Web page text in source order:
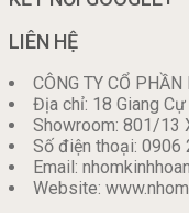
LIÊN HỆ
CÔNG TY CỔ
Địa chỉ: 18 Giang Cự
Showroom: 801/13
Số điện thoại: 0906
Email:
Website: